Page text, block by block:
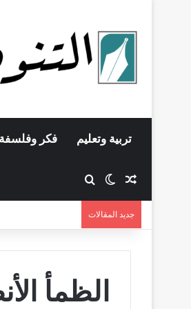
تربية وتعليم فكر وفلسفة
مقال عشوائي
الوضع المظلم
جديد المقالات
الظمأ